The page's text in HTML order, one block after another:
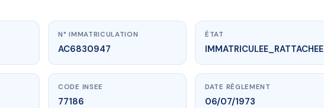
N° IMMATRICULATION
AC6830947
ÉTAT
IMMATRICULEE_RATTACHEE
CODE INSEE
77186
DATE RÈGLEMENT
06/07/1973